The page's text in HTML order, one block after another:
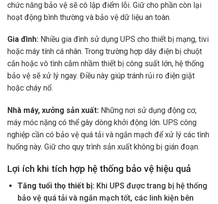
chức năng bảo vệ sẽ cô lập điểm lỗi. Giữ cho phần còn lại
hoạt động bình thường và bảo vệ dữ liệu an toàn.
Gia đình: Nhiều gia đình sử dụng UPS cho thiết bị mạng, tivi
hoặc máy tính cá nhân. Trong trường hợp dây điện bị chuột
cắn hoặc vô tình cắm nhầm thiết bị công suất lớn, hệ thống
bảo vệ sẽ xử lý ngay. Điều này giúp tránh rủi ro điện giật
hoặc cháy nổ.
Nhà máy, xưởng sản xuất: Những nơi sử dụng động cơ,
máy móc nặng có thể gây dòng khởi động lớn. UPS công
nghiệp cần có bảo vệ quá tải và ngắn mạch để xử lý các tình
huống này. Giữ cho quy trình sản xuất không bị gián đoạn.
Lợi ích khi tích hợp hệ thống bảo vệ hiệu quả
Tăng tuổi thọ thiết bị: Khi UPS được trang bị hệ thống
bảo vệ quá tải và ngắn mạch tốt, các linh kiện bên